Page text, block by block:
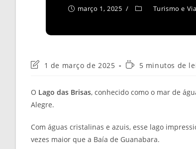
março 1, 2025 Turismo e
Última
post:
1 de março de 2025
Tempo5 minutos de
O Lago das Brisas, conhecido como o mar de
Alegre.
Com águas cristalinas e azuis, esse lago
vezes maior que a Baía de Guanabara.